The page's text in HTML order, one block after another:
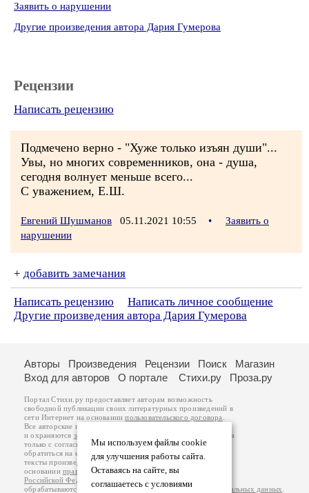
Заявить о нарушении
Другие произведения автора Дария Гумерова
Рецензии
Написать рецензию
Подмечено верно - "Хуже только изъян души"...
Увы, но многих современников, она - душа,
сегодня волнует меньше всего...
С уважением, Е.Ш.
Евгений Шушманов 05.11.2021 10:55 •
Заявить о
нарушении
+ добавить замечания
Написать рецензию
Написать личное сообщение
Другие произведения автора Дария Гумерова
Мы используем файлы cookie
для улучшения работы сайта.
Оставаясь на сайте, вы
соглашаетесь с условиями
Авторы Произведения Рецензии Поиск
Магазин
Вход для авторов
О портале Стихи.ру Проза.ру
Портал Стихи.ру предоставляет авторам возможность
свободной публикации своих литературных произведений в
сети Интернет на основаниипользовательского договора
Все авторские права на произведения принадлежат авторам
и охраняются законом
. Перепечатка произведений возможна
только с согласия его автора, к которому вы можете
обратиться на его авторской странице. Ответственность за
тексты произведений авторы несут самостоятельно на
основанииправил публикацииизаконодательства
Российской Федерации
обрабатываются на основанииПолитики обработки персональных данных